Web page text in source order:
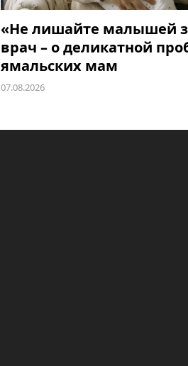
«Не лишайте малышей
врач – о деликатной
ямальских мам
07.08.2026